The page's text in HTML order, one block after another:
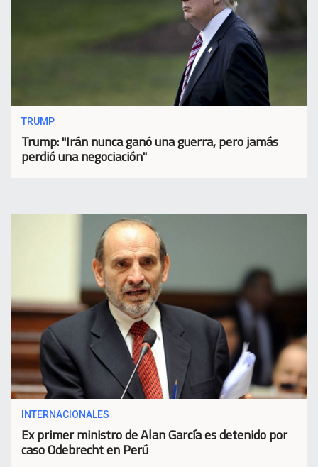
TRUMP
Trump: "Irán nunca ganó una guerra, pero jamás
perdió una negociación"
INTERNACIONALES
Ex primer ministro de Alan García es detenido por
caso Odebrecht en Perú